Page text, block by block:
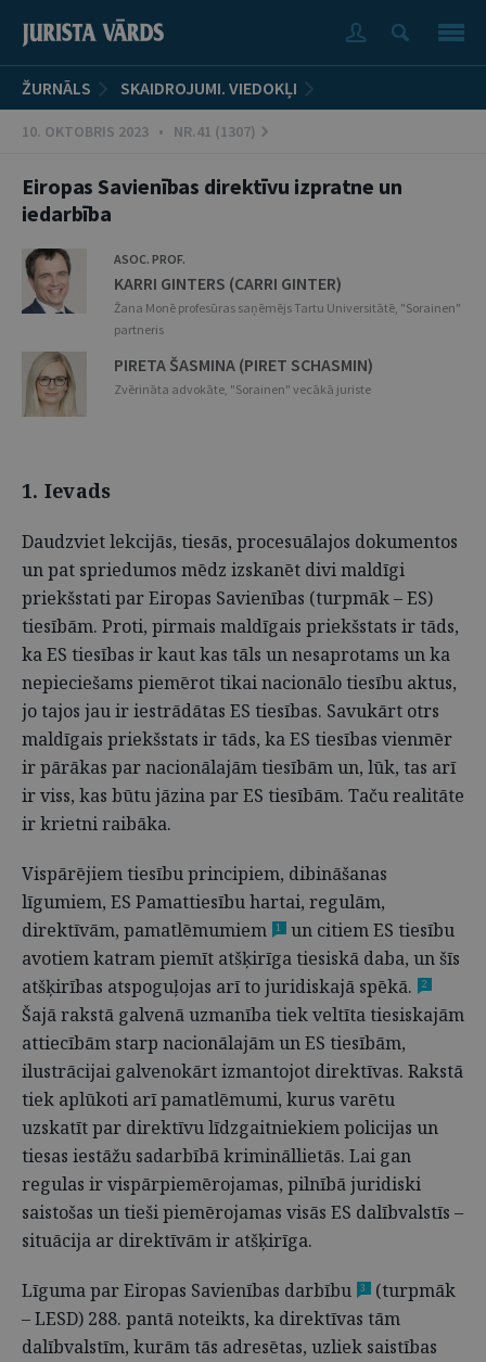
ŽURNĀLS SKAIDROJUMI. VIEDOKĻI
10. OKTOBRIS 2023 • NR.41 (1307)
Eiropas Savienības direktīvu izpratne un
iedarbība
ASOC. PROF.
KARRI GINTERS (CARRI GINTER)
Žana Monē profesūras saņēmējs Tartu Universitātē, "Sorainen"
partneris
PIRETA ŠASMINA (PIRET SCHASMIN)
Zvērināta advokāte, "Sorainen" vecākā juriste
1. Ievads
Daudzviet lekcijās, tiesās, procesuālajos dokumentos
un pat spriedumos mēdz izskanēt divi maldīgi
priekšstati par Eiropas Savienības (turpmāk – ES)
tiesībām. Proti, pirmais maldīgais priekšstats ir tāds,
ka ES tiesības ir kaut kas tāls un nesaprotams un ka
nepieciešams piemērot tikai nacionālo tiesību aktus,
jo tajos jau ir iestrādātas ES tiesības. Savukārt otrs
maldīgais priekšstats ir tāds, ka ES tiesības vienmēr
ir pārākas par nacionālajām tiesībām un, lūk, tas arī
ir viss, kas būtu jāzina par ES tiesībām. Taču realitāte
ir krietni raibāka.
Vispārējiem tiesību principiem, dibināšanas
līgumiem, ES Pamattiesību hartai, regulām,
direktīvām, pamatlēmumiem
1
un citiem ES tiesību
avotiem katram piemīt atšķirīga tiesiskā daba, un šīs
atšķirības atspoguļojas arī to juridiskajā spēkā.
2
Šajā rakstā galvenā uzmanība tiek veltīta tiesiskajām
attiecībām starp nacionālajām un ES tiesībām,
ilustrācijai galvenokārt izmantojot direktīvas. Rakstā
tiek aplūkoti arī pamatlēmumi, kurus varētu
uzskatīt par direktīvu līdzgaitniekiem policijas un
tiesas iestāžu sadarbībā krimināllietās. Lai gan
regulas ir vispārpiemērojamas, pilnībā juridiski
saistošas un tieši piemērojamas visās ES dalībvalstīs –
situācija ar direktīvām ir atšķirīga.
Līguma par Eiropas Savienības darbību 3
(turpmāk
– LESD) 288. pantā noteikts, ka direktīvas tām
dalībvalstīm, kurām tās adresētas, uzliek saistības